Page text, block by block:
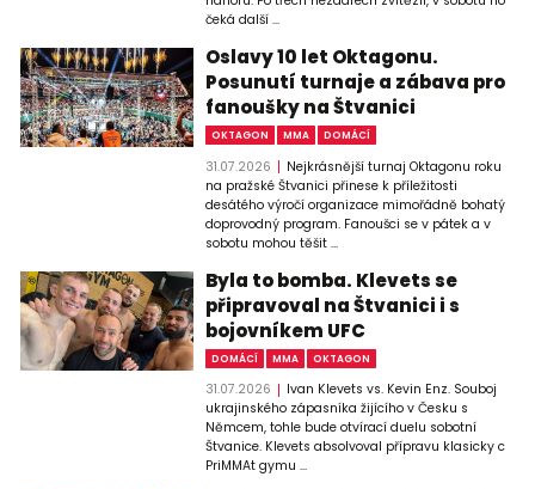
čeká další ...
Oslavy 10 let Oktagonu.
Posunutí turnaje a zábava pro
fanoušky na Štvanici
OKTAGON MMA DOMÁCÍ
31.07.2026
Nejkrásnější turnaj Oktagonu roku
na pražské Štvanici přinese k příležitosti
desátého výročí organizace mimořádně bohatý
doprovodný program. Fanoušci se v pátek a v
sobotu mohou těšit ...
Byla to bomba. Klevets se
připravoval na Štvanici i s
bojovníkem UFC
DOMÁCÍ MMA OKTAGON
31.07.2026
Ivan Klevets vs. Kevin Enz. Souboj
ukrajinského zápasníka žijícího v Česku s
Němcem, tohle bude otvírací duelu sobotní
Štvanice. Klevets absolvoval přípravu klasicky c
PriMMAt gymu ...